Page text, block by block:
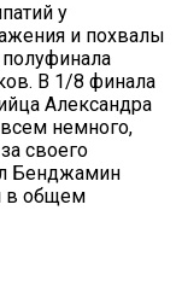
у
и похвалы
В 1/8 финала
Александра
немного,
своего
Бенджамин
в общем